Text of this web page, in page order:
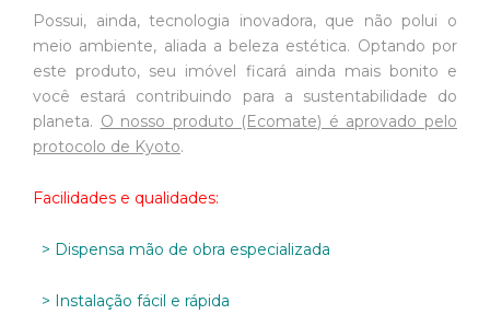
Possui, ainda, tecnologia inovadora, que não polui o
meio ambiente, aliada a beleza estética. Optando por
este produto, seu imóvel ficará ainda mais bonito e
você estará contribuindo para a sustentabilidade do
planeta. O nosso produto (Ecomate) é aprovado pelo
protocolo de Kyoto.
Facilidades e qualidades:
> Dispensa mão de obra especializada
> Instalação fácil e rápida